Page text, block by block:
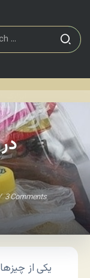
3 Comments
یکی از